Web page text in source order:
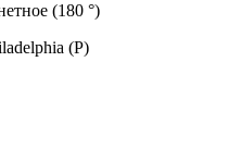
(180 °)
(P)